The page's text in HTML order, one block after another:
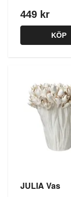
449 kr
KÖP
JULIA Vas